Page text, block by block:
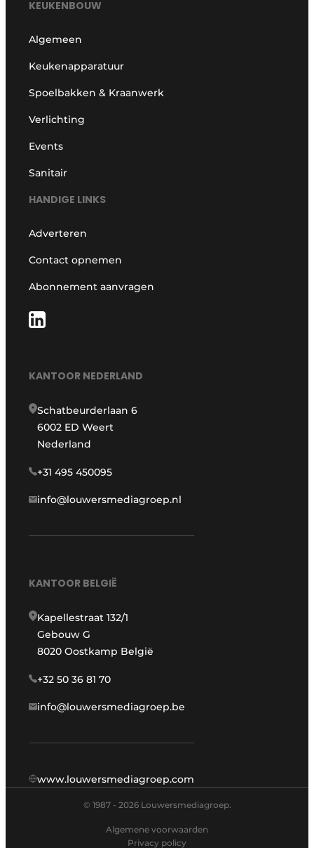
KEUKENBOUW
Algemeen
Keukenapparatuur
Spoelbakken & Kraanwerk
Verlichting
Events
Sanitair
HANDIGE LINKS
Adverteren
Contact opnemen
Abonnement aanvragen
KANTOOR NEDERLAND
Schatbeurderlaan 6
6002 ED Weert
Nederland
+31 495 450095
info@louwersmediagroep.nl
KANTOOR BELGIË
Kapellestraat 132/1
Gebouw G
8020 Oostkamp België
+32 50 36 81 70
info@louwersmediagroep.be
www.louwersmediagroep.com
© 1987 - 2026 Louwersmediagroep.
Algemene voorwaarden
Privacy policy